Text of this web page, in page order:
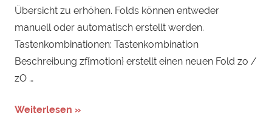
Übersicht zu erhöhen. Folds können entweder
manuell oder automatisch erstellt werden.
Tastenkombinationen: Tastenkombination
Beschreibung zf{motion} erstellt einen neuen Fold zo /
zO …
Weiterlesen »